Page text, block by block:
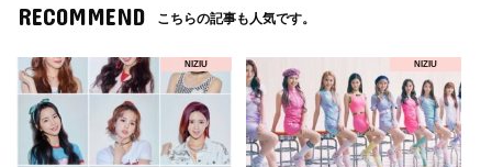
RECOMMEND こちらの記事も人気です。
NIZIU NIZIU